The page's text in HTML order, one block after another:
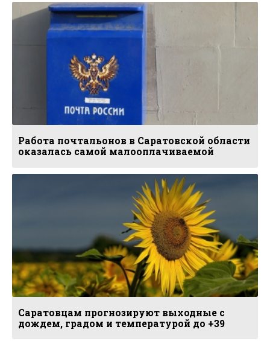
Работа почтальонов в Саратовской области
оказалась самой малооплачиваемой
Саратовцам прогнозируют выходные с
дождем, градом и температурой до +39